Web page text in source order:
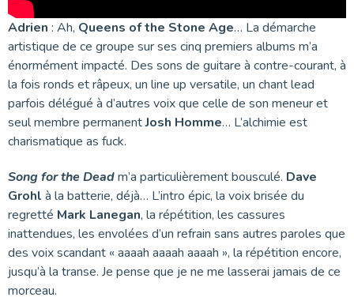
Adrien : Ah, Queens of the Stone Age… La démarche
artistique de ce groupe sur ses cinq premiers albums m’a
énormément impacté. Des sons de guitare à contre-courant, à
la fois ronds et râpeux, un line up versatile, un chant lead
parfois délégué à d’autres voix que celle de son meneur et
seul membre permanentJosh Homme… L’alchimie est
charismatique as fuck.
Song for the Deadm’a particulièrement bousculé. Dave
Grohl à la batterie, déjà… L’intro épic, la voix brisée du
regretté Mark Lanegan, la répétition, les cassures
inattendues, les envolées d’un refrain sans autres paroles que
des voix scandant « aaaah aaaah aaaah », la répétition encore,
jusqu’à la transe. Je pense que je ne me lasserai jamais de ce
morceau.